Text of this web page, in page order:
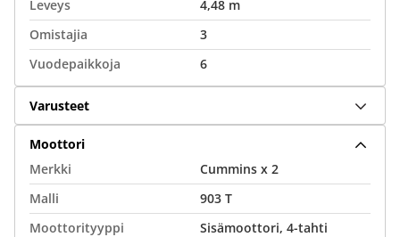
Leveys
4,48 m
Omistajia
3
Vuodepaikkoja
6
Varusteet
Moottori
Merkki
Cummins x 2
Malli
903 T
Moottorityyppi
Sisämoottori, 4-tahti